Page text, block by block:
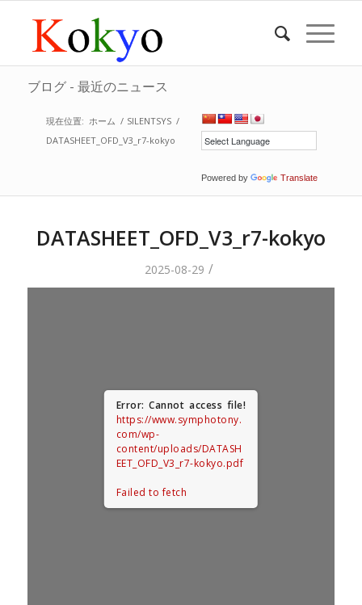
ブログ - 最近のニュース
Powered by Translate
現在位置: ホーム / SILENTSYS /
DATASHEET_OFD_V3_r7-kokyo
DATASHEET_OFD_V3_r7-kokyo
2025-08-29 /
Error: Cannot access file!
https://www.symphotony.
com/wp-
content/uploads/DATASH
EET_OFD_V3_r7-kokyo.pdf
Failed to fetch